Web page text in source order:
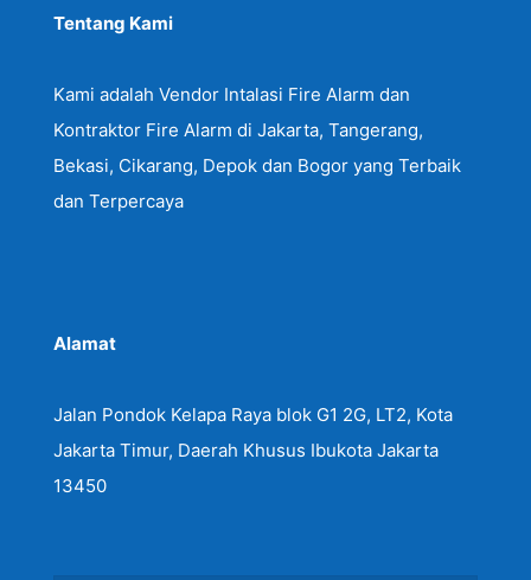
Tentang Kami
Kami adalah Vendor Intalasi Fire Alarm dan
Kontraktor Fire Alarm di Jakarta, Tangerang,
Bekasi, Cikarang, Depok dan Bogor yang Terbaik
dan Terpercaya
Alamat
Jalan Pondok Kelapa Raya blok G1 2G, LT2, Kota
Jakarta Timur, Daerah Khusus Ibukota Jakarta
13450